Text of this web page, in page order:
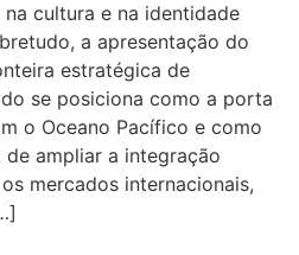
cultura e na identidade
a apresentação do
estratégica de
se posiciona como a porta
o Oceano Pacífico e como
ampliar a integração
mercados internacionais,